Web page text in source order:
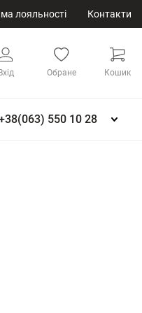
лояльності Контакти
Вхід Обране Кошик
550 10 28